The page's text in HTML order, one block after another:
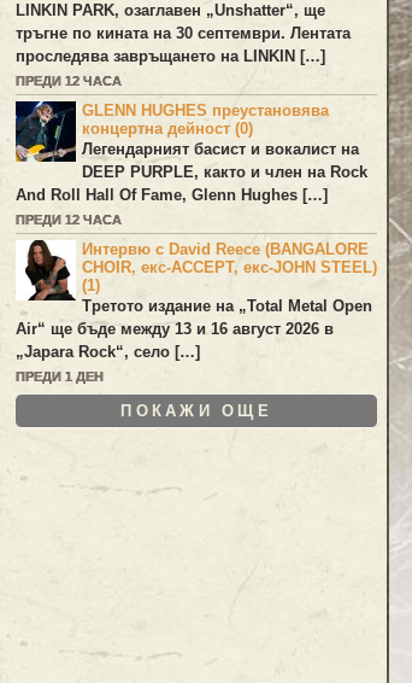
LINKIN PARK, озаглавен „Unshatter“, ще
тръгне по кината на 30 септември. Лентата
проследява завръщането наLINKIN […]
ПРЕДИ 12 ЧАСА
GLENN HUGHES преустановява
концертна дейност (0)
Легендарният басист и вокалист на
DEEP PURPLE, както и член на Rock
And Roll Hall Of Fame, Glenn Hughes […]
ПРЕДИ 12 ЧАСА
Интервю с David Reece (BANGALORE
CHOIR, екс-ACCEPT, екс-JOHN STEEL)
(1)
Третото издание на „Total Metal Open
Air“ ще бъде между 13 и 16 август 2026 в
„Japara Rock“, село […]
ПРЕДИ 1 ДЕН
ПОКАЖИ ОЩЕ